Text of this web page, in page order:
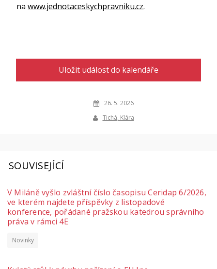
nawww.jednotaceskychpravniku.cz.
Uložit událost do kalendáře
26. 5. 2026
Tichá, Klára
SOUVISEJÍCÍ
V Miláně vyšlo zvláštní číslo časopisu Ceridap 6/2026,
ve kterém najdete příspěvky z listopadové
konference, pořádané pražskou katedrou správního
práva v rámci 4E
Novinky